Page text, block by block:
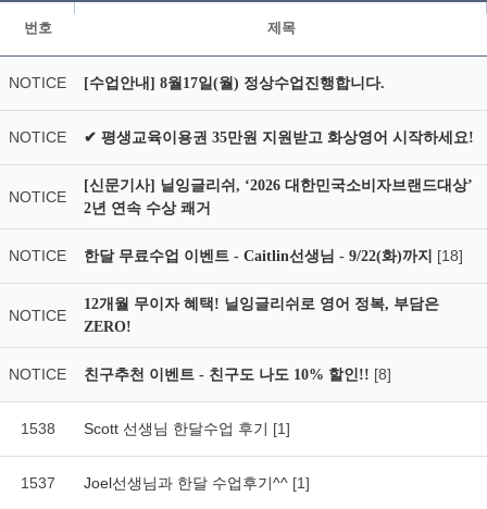
번호 제목
NOTICE [수업안내] 8월17일(월) 정상수업진행합니다.
NOTICE ✔ 평생교육이용권 35만원 지원받고 화상영어 시작하세요!
NOTICE
[신문기사] 닐잉글리쉬, ‘2026 대한민국소비자브랜드대상’
2년 연속 수상 쾌거
NOTICE 한달 무료수업 이벤트 - Caitlin선생님 - 9/22(화)까지 [18]
NOTICE
12개월 무이자 혜택! 닐잉글리쉬로 영어 정복, 부담은
ZERO!
NOTICE 친구추천 이벤트 - 친구도 나도 10% 할인!! [8]
1538 Scott 선생님 한달수업 후기 [1]
1537 Joel선생님과 한달 수업후기^^ [1]